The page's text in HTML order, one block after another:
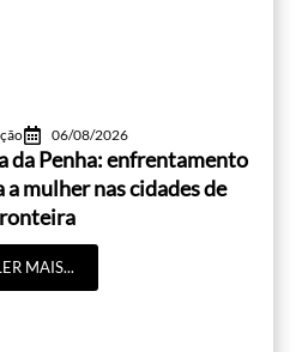
06/08/2026
da Penha: enfrentamento
mulher nas cidades de
MAIS...